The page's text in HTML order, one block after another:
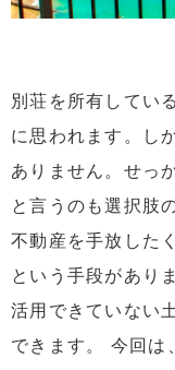
別荘を所有してい
に思われます。し
ありません。せっ
と言うのも選択肢
不動産を手放した
という手段があり
活用できていない
できます。 今回は